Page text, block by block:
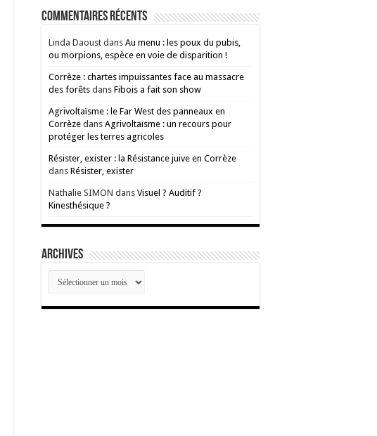
Commentaires récents
Linda Daoust dans Au menu : les poux du pubis,
ou morpions, espèce en voie de disparition !
Corrèze : chartes impuissantes face au massacre
des forêts dans Fibois a fait son show
Agrivoltaïsme : le Far West des panneaux en
Corrèze dans Agrivoltaïsme : un recours pour
protéger les terres agricoles
Résister, exister : la Résistance juive en Corrèze
dans Résister, exister
Nathalie SIMON dans Visuel ? Auditif ?
Kinesthésique ?
ARCHIVES
ARCHIVES